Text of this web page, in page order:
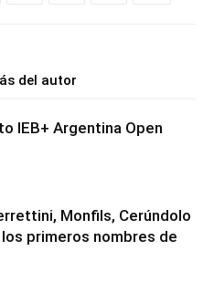
del autor
IEB+ Argentina Open
Monfils, Cerúndolo
primeros nombres de